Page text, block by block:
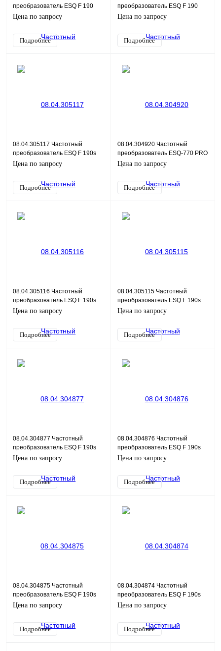
преобразователь ESQ F 190
2S-0.75K
Цена по запросу
Подробнее
преобразователь ESQ F 190
2S-0.4K
Цена по запросу
Подробнее
08.04.305117 Частотный
преобразователь ESQ F 190s
4T-30G/37P
Цена по запросу
Подробнее
08.04.304920 Частотный
преобразователь ESQ-770 PRO
2S-0040 4/5.5, 400В
Цена по запросу
Подробнее
08.04.305116 Частотный
преобразователь ESQ F 190s
4T-22G/30P
Цена по запросу
Подробнее
08.04.305115 Частотный
преобразователь ESQ F 190s
4T-18.5G/22P
Цена по запросу
Подробнее
08.04.304877 Частотный
преобразователь ESQ F 190s
4T-15G/18.5P
Цена по запросу
Подробнее
08.04.304876 Частотный
преобразователь ESQ F 190s
4T-11G/15P
Цена по запросу
Подробнее
08.04.304875 Частотный
преобразователь ESQ F 190s
4T-7.5G/11P
Цена по запросу
Подробнее
08.04.304874 Частотный
преобразователь ESQ F 190s
4T-5.5G/7.5P
Цена по запросу
Подробнее